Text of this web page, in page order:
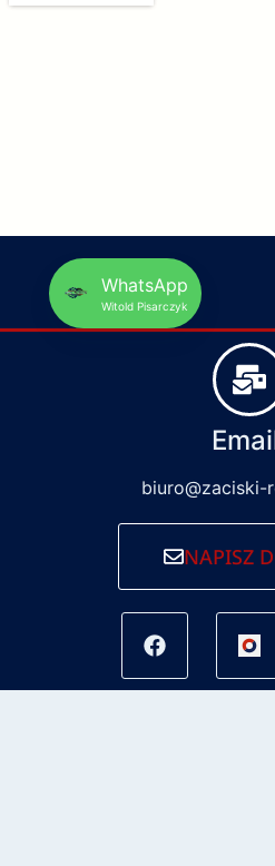
WhatsApp
Witold Pisarczyk
biuro@zaciski-
NAPISZ